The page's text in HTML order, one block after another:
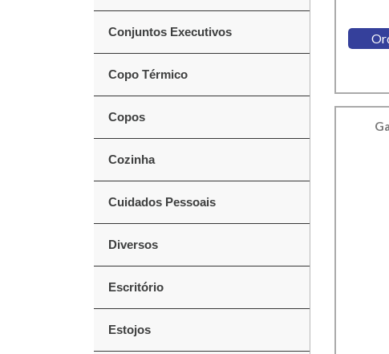
Conjuntos Executivos
Copo Térmico
Copos
Cozinha
Cuidados Pessoais
Diversos
Escritório
Estojos